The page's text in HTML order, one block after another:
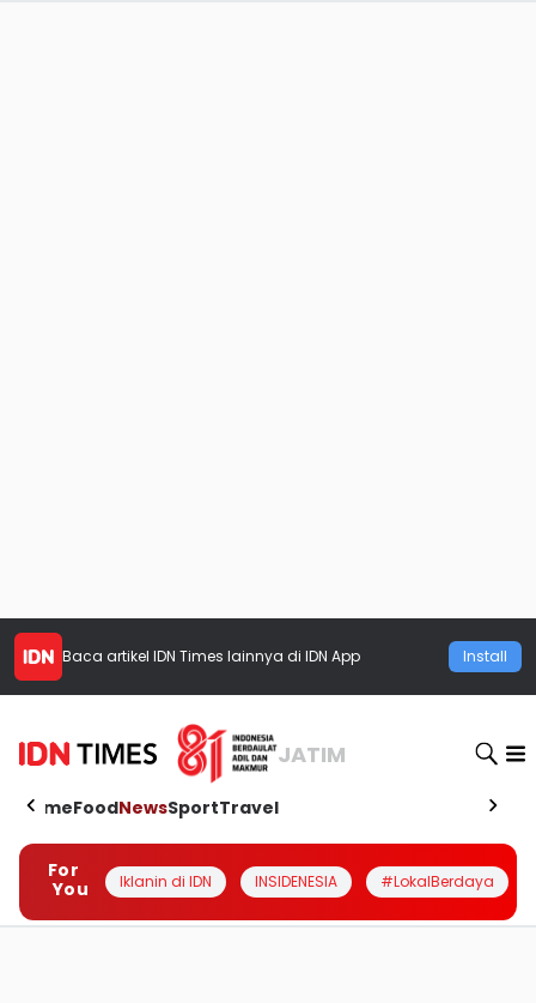
Baca artikel IDN Times lainnya di IDN App Install
JATIM
HomeFoodNewsSportTravel
For
You
Iklanin di IDN INSIDENESIA #LokalBerdaya